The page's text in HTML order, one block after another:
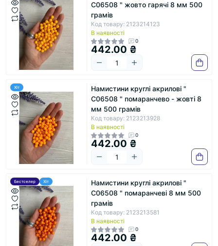
С06508 " жовто гарячі 8 мм 500
грамів
Код товару: 2123214123
В наявності
0
442.00 ₴
Хіт
Намистини круглі акрилові "
С06508 " помаранчево - жовті 8
мм 500 грамів
Код товару: 2123213928
В наявності
0
442.00 ₴
Бестселер Хіт
Намистини круглі акрилові "
С06508 " помаранчеві 8 мм 500
грамів
Код товару: 2123213581
В наявності
0
442.00 ₴